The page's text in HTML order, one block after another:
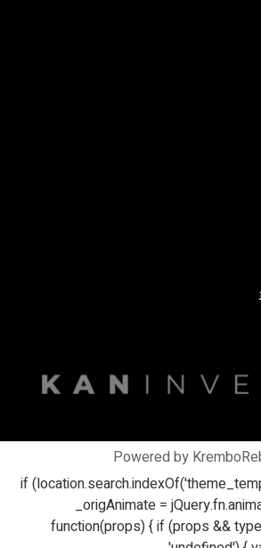
Powered by
if
_origAnimate =
function(props) { if (props &&